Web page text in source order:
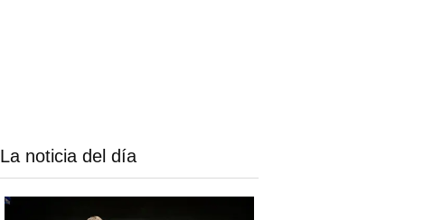
La noticia del día